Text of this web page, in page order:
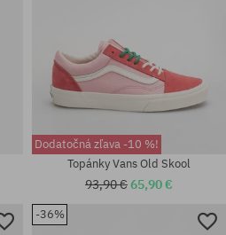
Dostupné veľkosti:
Dodatočná zľava -10 %!
Topánky Vans Old Skool
93,90 €65,90 €
-36%